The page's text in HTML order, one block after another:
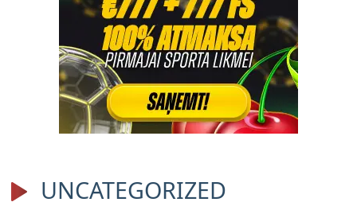
UNCATEGORIZED